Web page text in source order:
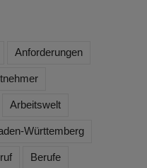
Anforderungen
Arbeitswelt
Württemberg
Berufe